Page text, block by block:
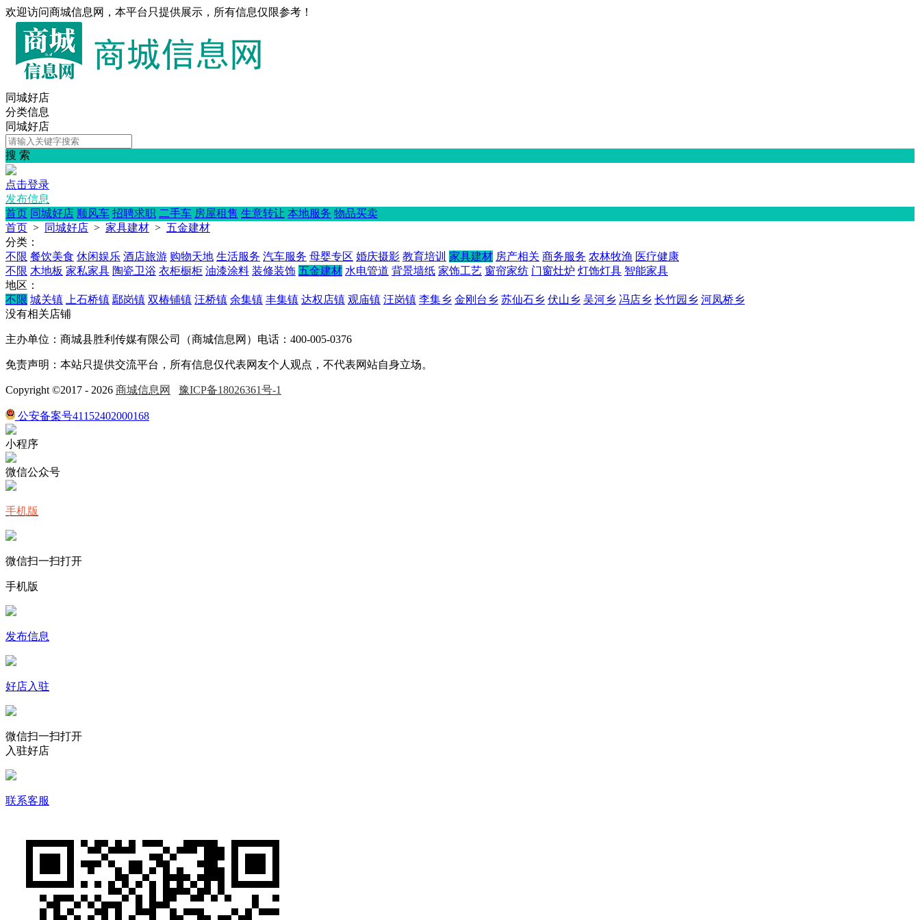
欢迎访问商城信息网，本平台只提供展示，所有信息仅限参考！
同城好店
分类信息
同城好店
搜 索
点击登录
发布信息
首页 同城好店 顺风车 招聘求职 二手车 房屋租售 生意转让 本地服务 物品买卖
首页 > 同城好店 > 家具建材 > 五金建材
分类：
不限 餐饮美食 休闲娱乐 酒店旅游 购物天地 生活服务 汽车服务 母婴专区 婚庆摄影 教育培训 家具建材 房产相关 商务服务 农林牧渔 医疗健康
不限 木地板 家私家具 陶瓷卫浴 衣柜橱柜 油漆涂料 装修装饰 五金建材 水电管道 背景墙纸 家饰工艺 窗帘家纺 门窗灶炉 灯饰灯具 智能家具
地区：
不限 城关镇 上石桥镇 鄢岗镇 双椿铺镇 汪桥镇 余集镇 丰集镇 达权店镇 观庙镇 汪岗镇 李集乡 金刚台乡 苏仙石乡 伏山乡 吴河乡 冯店乡 长竹园乡 河凤桥乡
没有相关店铺
主办单位：商城县胜利传媒有限公司（商城信息网）电话：400-005-0376
免责声明：本站只提供交流平台，所有信息仅代表网友个人观点，不代表网站自身立场。
Copyright ©2017 - 2026 商城信息网 豫ICP备18026361号-1
公安备案号41152402000168
小程序
微信公众号
手机版
微信扫一扫打开
手机版
发布信息
好店入驻
微信扫一扫打开
入驻好店
联系客服